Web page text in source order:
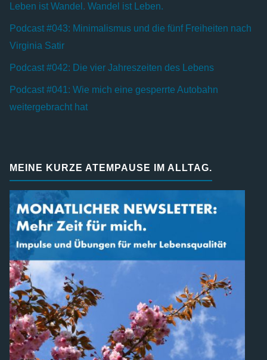
Leben ist Wandel. Wandel ist Leben.
Podcast #043: Minimalismus und die fünf Freiheiten nach
Virginia Satir
Podcast #042: Die vier Jahreszeiten des Lebens
Podcast #041: Wie mich eine gesperrte Autobahn
weitergebracht hat
MEINE KURZE ATEMPAUSE IM ALLTAG.